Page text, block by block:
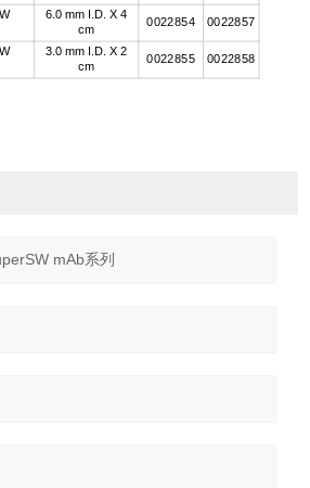
6.0 mm I.D. X 4
cm
0022854 0022857
3.0 mm I.D. X 2
cm
0022855 0022858